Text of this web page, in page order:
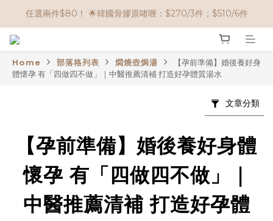
🌟購物滿 HK$650享95折； HK$950享9折；HK$1500享85折
🌟購物滿 HK$650享95折； HK$950享9折；HK$1500享85折
Home 部落格列表 燜燒壺焗湯
【孕前準備】婚後養好身
體懷孕 有「四做四不做」｜中醫推薦清補 打造好孕體質湯水
文章分類
【孕前準備】婚後養好身體
懷孕 有「四做四不做」｜
中醫推薦清補 打造好孕體